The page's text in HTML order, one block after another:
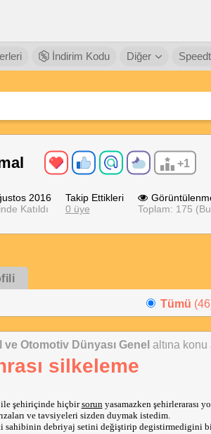
İndirim Kodu Diğer
+1
2016
Katıldı
Takip Ettikleri
0 üye
Toplam: 175
Tümü
Otomotiv Dünyası Genel altına konu
silkeleme
şehiriçinde hiçbir sorun yasamazken şehirlerarası
ve tavsiyeleri sizden duymak istedim.
sahibinin debriyaj setini değiştirip degistirmedigini